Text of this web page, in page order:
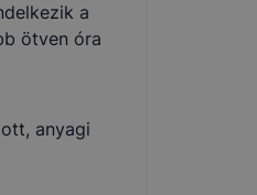
a
ötven óra
anyagi